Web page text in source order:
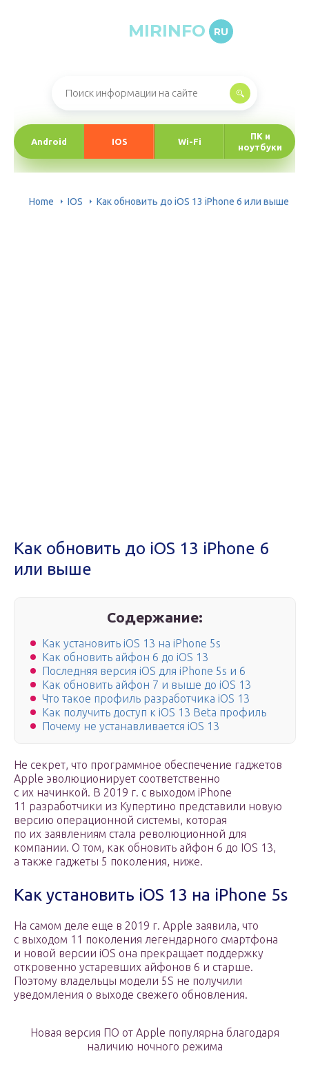
MIRINFO RU
Android IOS Wi-Fi
ПК и
ноутбуки
Home IOS Как обновить до iOS 13 iPhone 6 или выше
Как обновить до iOS 13 iPhone 6
или выше
Содержание:
Как установить iOS 13 на iPhone 5s
Как обновить айфон 6 до iOS 13
Последняя версия iOS для iPhone 5s и 6
Как обновить айфон 7 и выше до iOS 13
Что такое профиль разработчика iOS 13
Как получить доступ к iOS 13 Beta профиль
Почему не устанавливается iOS 13
Не секрет, что программное обеспечение гаджетов
Apple эволюционирует соответственно
с их начинкой. В 2019 г. с выходом iPhone
11 разработчики из Купертино представили новую
версию операционной системы, которая
по их заявлениям стала революционной для
компании. О том, как обновить айфон 6 до IOS 13,
а также гаджеты 5 поколения, ниже.
Как установить iOS 13 на iPhone 5s
На самом деле еще в 2019 г. Apple заявила, что
с выходом 11 поколения легендарного смартфона
и новой версии iOS она прекращает поддержку
откровенно устаревших айфонов 6 и старше.
Поэтому владельцы модели 5S не получили
уведомления о выходе свежего обновления.
Новая версия ПО от Apple популярна благодаря
наличию ночного режима